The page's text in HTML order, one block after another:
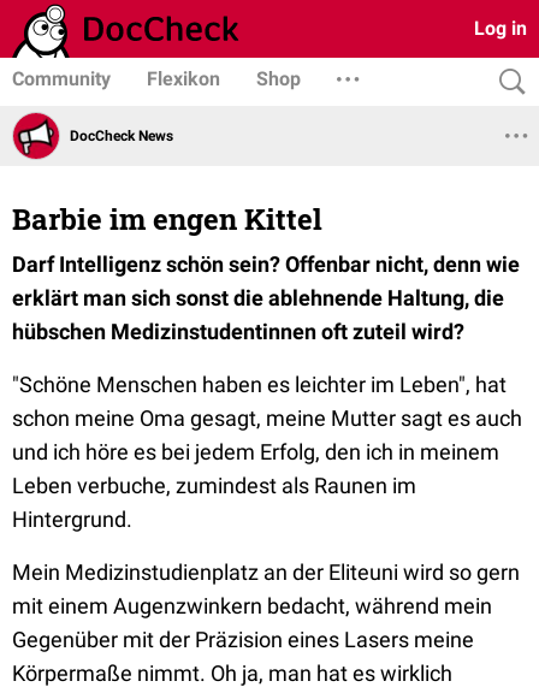
Log in
Community Flexikon Shop
DocCheck News
Barbie im engen Kittel
Darf Intelligenz schön sein? Offenbar nicht, denn wie
erklärt man sich sonst die ablehnende Haltung, die
hübschen Medizinstudentinnen oft zuteil wird?
"Schöne Menschen haben es leichter im Leben", hat
schon meine Oma gesagt, meine Mutter sagt es auch
und ich höre es bei jedem Erfolg, den ich in meinem
Leben verbuche, zumindest als Raunen im
Hintergrund.
Mein Medizinstudienplatz an der Eliteuni wird so gern
mit einem Augenzwinkern bedacht, während mein
Gegenüber mit der Präzision eines Lasers meine
Körpermaße nimmt. Oh ja, man hat es wirklich